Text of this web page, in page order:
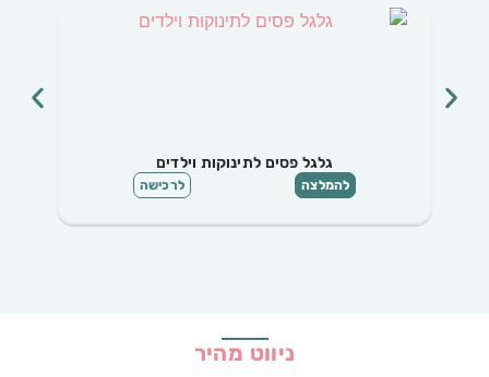
גלגל פסים לתינוקות וילדים
להמלצה לרכישה
ניווט מהיר